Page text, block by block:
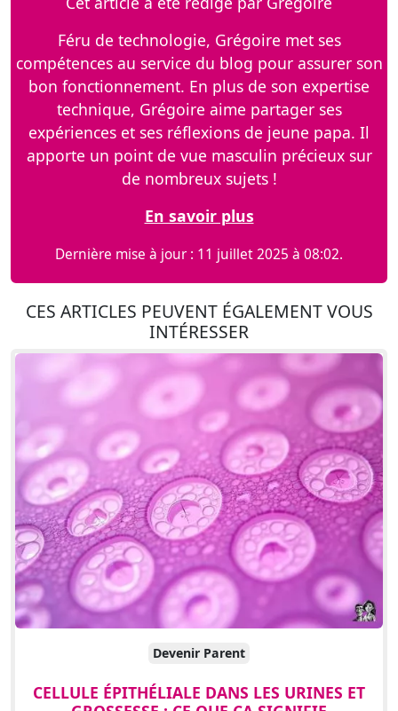
Féru de technologie, Grégoire met ses
compétences au service du blog pour assurer son
bon fonctionnement. En plus de son expertise
technique, Grégoire aime partager ses
expériences et ses réflexions de jeune papa. Il
apporte un point de vue masculin précieux sur
de nombreux sujets !
En savoir plus
Dernière mise à jour : 11 juillet 2025 à 08:02.
CES ARTICLES PEUVENT ÉGALEMENT VOUS
INTÉRESSER
Devenir Parent
CELLULE ÉPITHÉLIALE DANS LES URINES ET